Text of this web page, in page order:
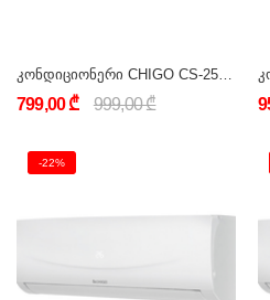
799,00 ₾ 999,00 ₾
-22%